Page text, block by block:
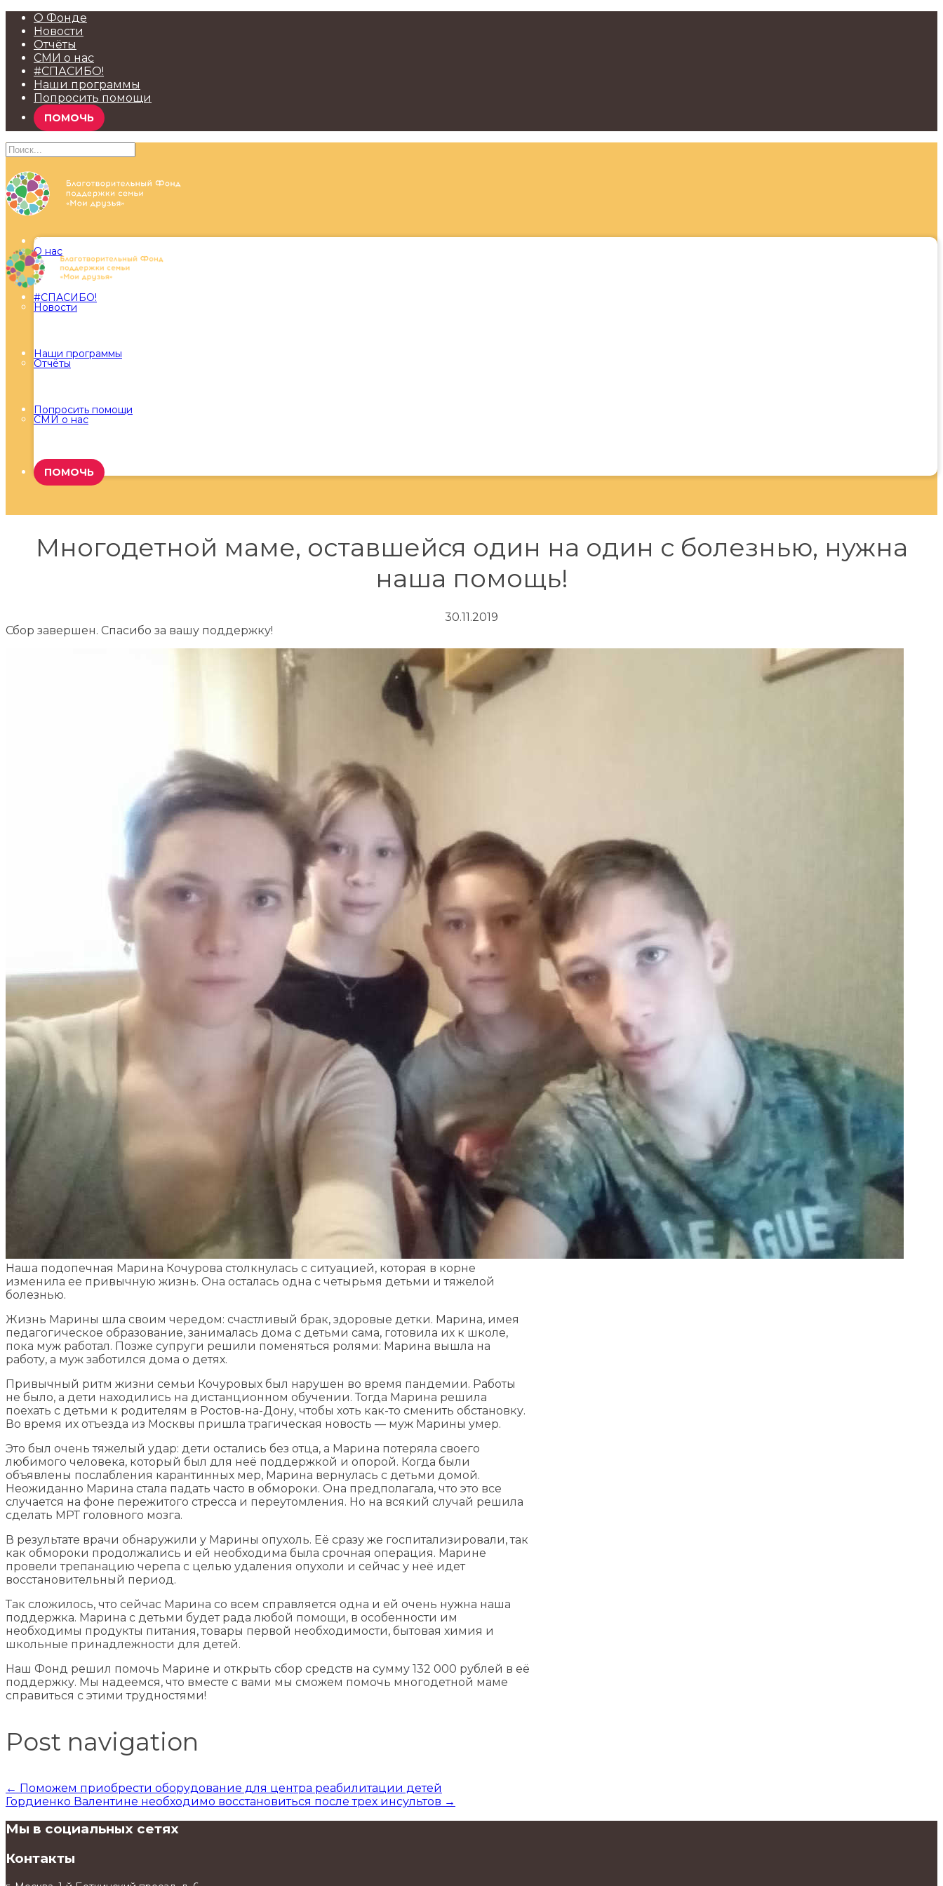
О Фонде
Новости
Отчёты
СМИ о нас
#СПАСИБО!
Наши программы
Попросить помощи
ПОМОЧЬ
О Фонде
О нас
Новости
Отчёты
СМИ о нас
#СПАСИБО!
Наши программы
Попросить помощи
ПОМОЧЬ
Многодетной маме, оставшейся один на один с болезнью, нужна
наша помощь!
30.11.2019
Сбор завершен. Спасибо за вашу поддержку!
Наша подопечная Марина Кочурова столкнулась с ситуацией, которая в корне
изменила ее привычную жизнь. Она осталась одна с четырьмя детьми и тяжелой
болезнью.
Жизнь Марины шла своим чередом: счастливый брак, здоровые детки. Марина, имея
педагогическое образование, занималась дома с детьми сама, готовила их к школе,
пока муж работал. Позже супруги решили поменяться ролями: Марина вышла на
работу, а муж заботился дома о детях.
Привычный ритм жизни семьи Кочуровых был нарушен во время пандемии. Работы
не было, а дети находились на дистанционном обучении. Тогда Марина решила
поехать с детьми к родителям в Ростов-на-Дону, чтобы хоть как-то сменить обстановку.
Во время их отъезда из Москвы пришла трагическая новость — муж Марины умер.
Это был очень тяжелый удар: дети остались без отца, а Марина потеряла своего
любимого человека, который был для неё поддержкой и опорой. Когда были
объявлены послабления карантинных мер, Марина вернулась с детьми домой.
Неожиданно Марина стала падать часто в обмороки. Она предполагала, что это все
случается на фоне пережитого стресса и переутомления. Но на всякий случай решила
сделать МРТ головного мозга.
В результате врачи обнаружили у Марины опухоль. Её сразу же госпитализировали, так
как обмороки продолжались и ей необходима была срочная операция. Марине
провели трепанацию черепа с целью удаления опухоли и сейчас у неё идет
восстановительный период.
Так сложилось, что сейчас Марина со всем справляется одна и ей очень нужна наша
поддержка. Марина с детьми будет рада любой помощи, в особенности им
необходимы продукты питания, товары первой необходимости, бытовая химия и
школьные принадлежности для детей.
Наш Фонд решил помочь Марине и открыть сбор средств на сумму 132 000 рублей в её
поддержку. Мы надеемся, что вместе с вами мы сможем помочь многодетной маме
справиться с этими трудностями!
Post navigation
← Поможем приобрести оборудование для центра реабилитации детей
Гордиенко Валентине необходимо восстановиться после трех инсультов →
Мы в социальных сетях
Контакты